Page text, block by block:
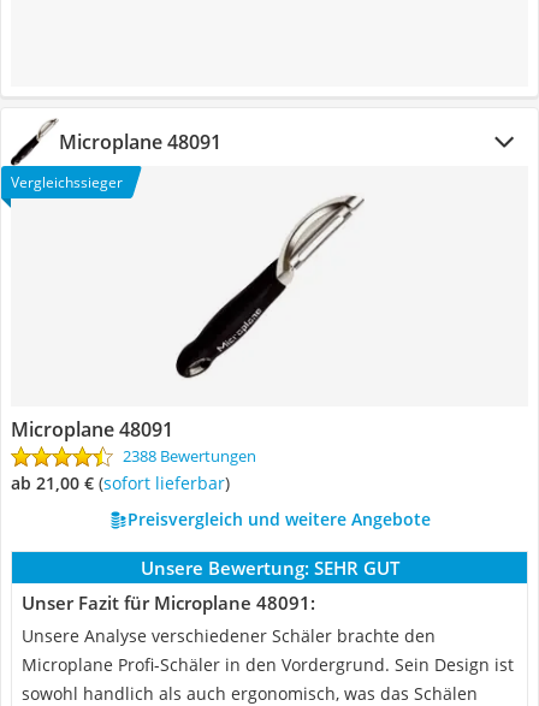
Microplane 48091
Vergleichssieger
Microplane 48091
2388 Bewertungen
ab 21,00 € ( Sofort lieferbar)
Preisvergleich und weitere Angebote
Unsere Bewertung: SEHR GUT
Unser Fazit für Microplane 48091:
Unsere Analyse verschiedener Schäler brachte den
Microplane Profi-Schäler in den Vordergrund. Sein Design ist
sowohl handlich als auch ergonomisch, was das Schälen